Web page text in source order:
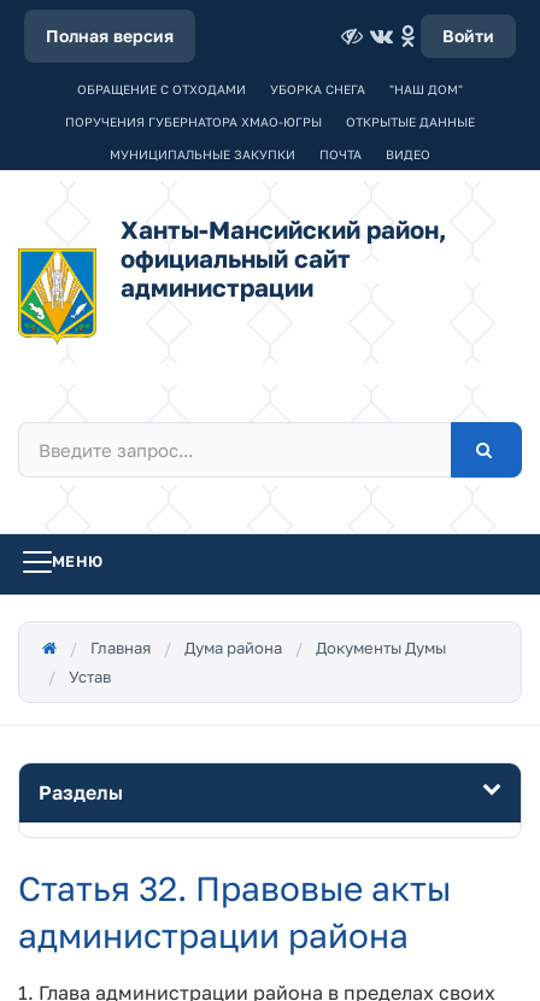
Полная версия Войти
ОБРАЩЕНИЕ С ОТХОДАМИ УБОРКА СНЕГА "НАШ ДОМ"
ПОРУЧЕНИЯ ГУБЕРНАТОРА ХМАО-ЮГРЫ ОТКРЫТЫЕ ДАННЫЕ
МУНИЦИПАЛЬНЫЕ ЗАКУПКИ ПОЧТА ВИДЕО
Ханты-Мансийский район,
официальный сайт
администрации
МЕНЮ
Главная Дума района
Документы Думы
Устав
Разделы
Статья 32. Правовые акты
администрации района
1. Глава администрации района в пределах своих